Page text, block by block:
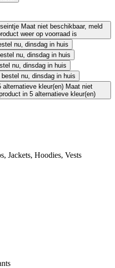
Maat niet beschikbaar, meld
weer op voorraad is
nu, dinsdag in huis
nu, dinsdag in huis
nu, dinsdag in huis
bestel nu, dinsdag in huis
alternatieve kleur(en) Maat niet
in 5 alternatieve kleur(en)
Jackets, Hoodies, Vests